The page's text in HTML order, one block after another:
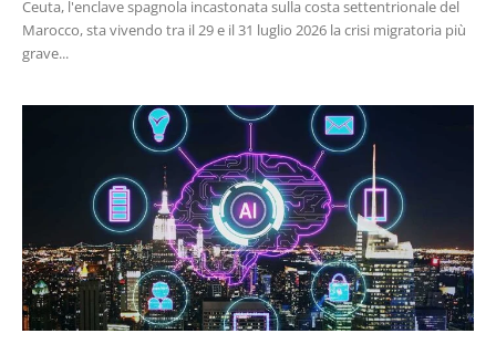
Ceuta, l'enclave spagnola incastonata sulla costa settentrionale del
Marocco, sta vivendo tra il 29 e il 31 luglio 2026 la crisi migratoria più
grave...